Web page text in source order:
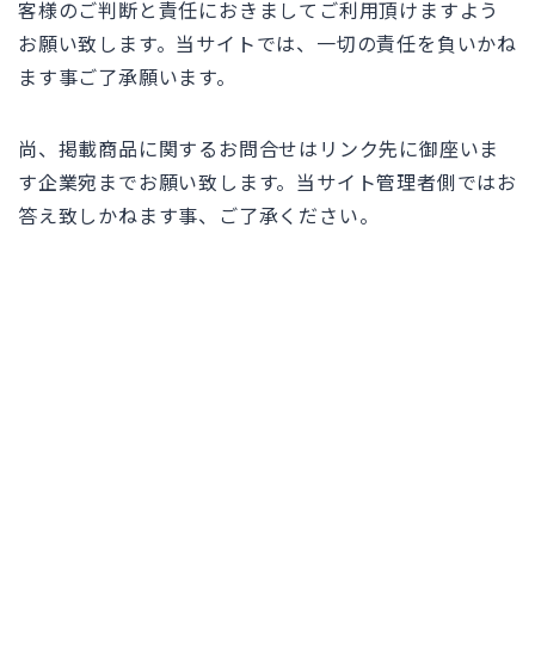
客様のご判断と責任におきましてご利用頂けますよう
お願い致します。当サイトでは、一切の責任を負いかね
ます事ご了承願います。
尚、掲載商品に関するお問合せはリンク先に御座いま
す企業宛までお願い致します。当サイト管理者側ではお
答え致しかねます事、ご了承ください。